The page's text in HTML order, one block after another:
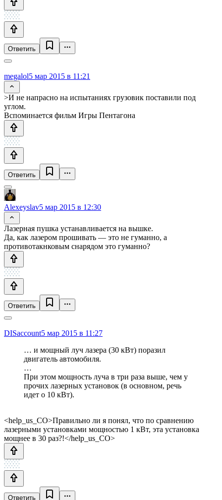
Ответить
megalol5 мар 2015 в 11:21
>И не напрасно на испытаниях грузовик поставили под
углом.
Вспоминается фильм Игры Пентагона
Ответить
Alexeyslav5 мар 2015 в 12:30
Лазерная пушка устанавливается на вышке.
Да, как лазером прошивать — это не гуманно, а
противотакнковым снарядом это гуманно?
Ответить
DISaccount5 мар 2015 в 11:27
… и мощный луч лазера (30 кВт) поразил
двигатель автомобиля.
…
При этом мощность луча в три раза выше, чем у
прочих лазерных установок (в основном, речь
идет о 10 кВт).
<help_us_CO>Правильно ли я понял, что по сравнению
лазерными установками мощностью 1 кВт, эта установка
мощнее в 30 раз?!</help_us_CO>
Ответить